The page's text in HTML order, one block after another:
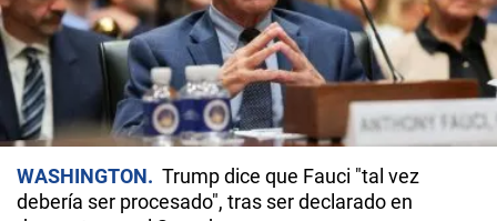
WASHINGTON
Trump dice que Fauci "tal vez
debería ser procesado", tras ser declarado en